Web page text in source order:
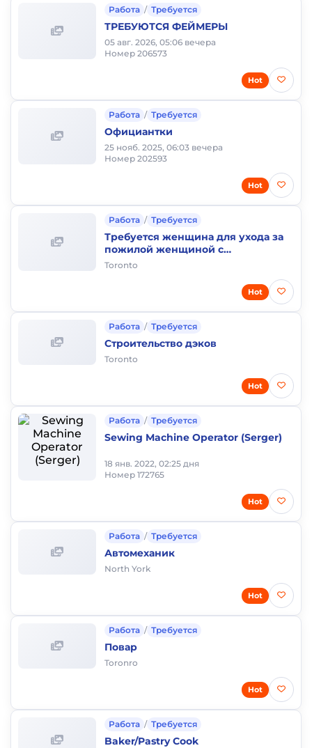
Работа / Требуется
ТРЕБУЮТСЯ ФЕЙМЕРЫ
05 авг. 2026, 05:06 вечера
Номер 206573
Hot
Работа / Требуется
Официантки
25 нояб. 2025, 06:03 вечера
Номер 202593
Hot
Работа / Требуется
Требуется женщина для ухода за
пожилой женщиной с
проживанием
Toronto
Hot
Работа / Требуется
Строительство дэков
Toronto
Hot
Работа / Требуется
Sewing Machine Operator (Serger)
18 янв. 2022, 02:25 дня
Номер 172765
Hot
Работа / Требуется
Автомеханик
North York
Hot
Работа / Требуется
Повар
Toronro
Hot
Работа / Требуется
Baker/Pastry Cook